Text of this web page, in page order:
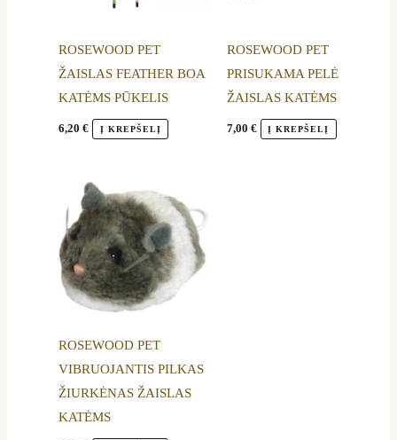
ROSEWOOD PET
ŽAISLAS FEATHER BOA
KATĖMS PŪKELIS
6,20€ Į KREPŠELĮ
be
chosen
page
ROSEWOOD PET
PRISUKAMA PELĖ
ŽAISLAS KATĖMS
7,00 € Į KREPŠELĮ
be
chosen
ROSEWOOD PET
VIBRUOJANTIS PILKAS
ŽIURKĖNAS ŽAISLAS
KATĖMS